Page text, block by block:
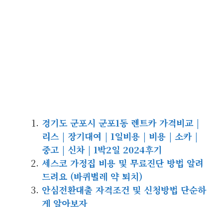
경기도 군포시 군포1동 렌트카 가격비교 |
리스 | 장기대여 | 1일비용 | 비용 | 소카 |
중고 | 신차 | 1박2일 2024후기
세스코 가정집 비용 및 무료진단 방법 알려
드려요 (바퀴벌레 약 퇴치)
안심전환대출 자격조건 및 신청방법 단순하
게 알아보자